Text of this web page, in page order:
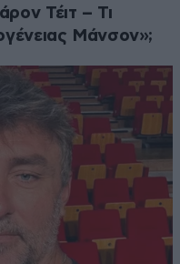
Τέιτ – Τι
Μάνσον»;